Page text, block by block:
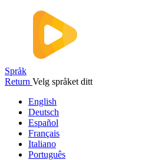
Språk
Return Velg språket ditt
English
Deutsch
Español
Français
Italiano
Português